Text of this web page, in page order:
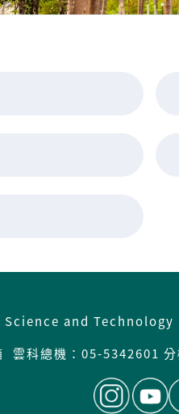
and
雲科總機：05-5342601